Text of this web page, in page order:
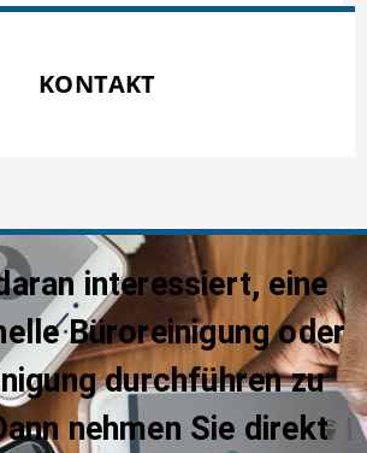
KONTAKT
interessiert, eine
Büroreinigung oder
durchführen zu
nehmen Sie direkt